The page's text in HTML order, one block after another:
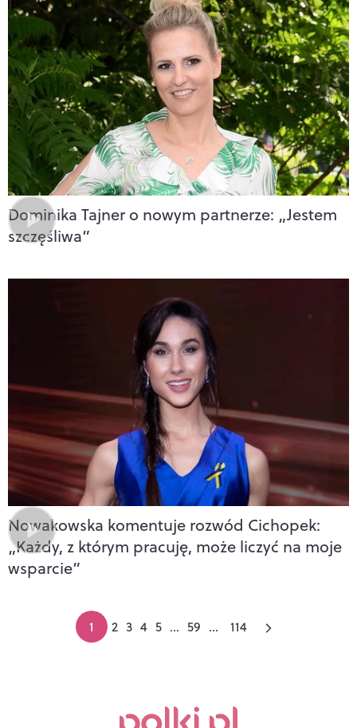
Dominika Tajner o nowym partnerze: „Jestem
szczęśliwa”
Nowakowska komentuje rozwód Cichopek:
„Każdy, z którym pracuję, może liczyć na moje
wsparcie”
1 2 3 4 5 ... 59 ... 114